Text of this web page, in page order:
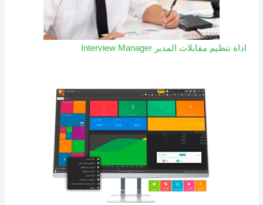
اداة تنظيم مقابلات المدير Interview Manager